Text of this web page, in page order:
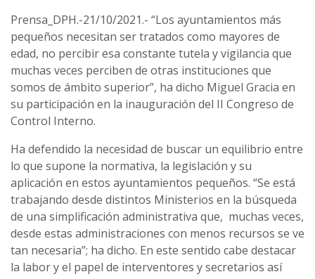
Prensa_DPH.-21/10/2021.- “Los ayuntamientos más
pequeños necesitan ser tratados como mayores de
edad, no percibir esa constante tutela y vigilancia que
muchas veces perciben de otras instituciones que
somos de ámbito superior”, ha dicho Miguel Gracia en
su participación en la inauguración del II Congreso de
Control Interno.
Ha defendido la necesidad de buscar un equilibrio entre
lo que supone la normativa, la legislación y su
aplicación en estos ayuntamientos pequeños. “Se está
trabajando desde distintos Ministerios en la búsqueda
de una simplificación administrativa que, muchas veces,
desde estas administraciones con menos recursos se ve
tan necesaria”; ha dicho. En este sentido cabe destacar
la labor y el papel de interventores y secretarios así